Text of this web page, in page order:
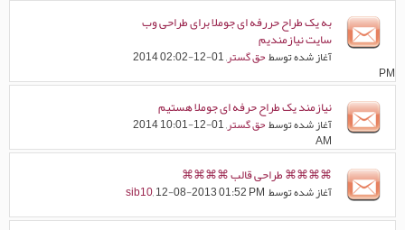
به یک طراح حررفه ای جوملا برای طراحی وب
سایت نیازمندیم
آغاز شده توسطحق گستر , 01-12-2014 02:02
PM
نیازمند یک طراح حرفه ای جوملا هستیم
آغاز شده توسطحق گستر , 01-12-2014 10:01
AM
⌘⌘⌘⌘ طراحی قالب ⌘⌘⌘⌘
آغاز شده توسط sib10, 12-08-2013 01:52 PM